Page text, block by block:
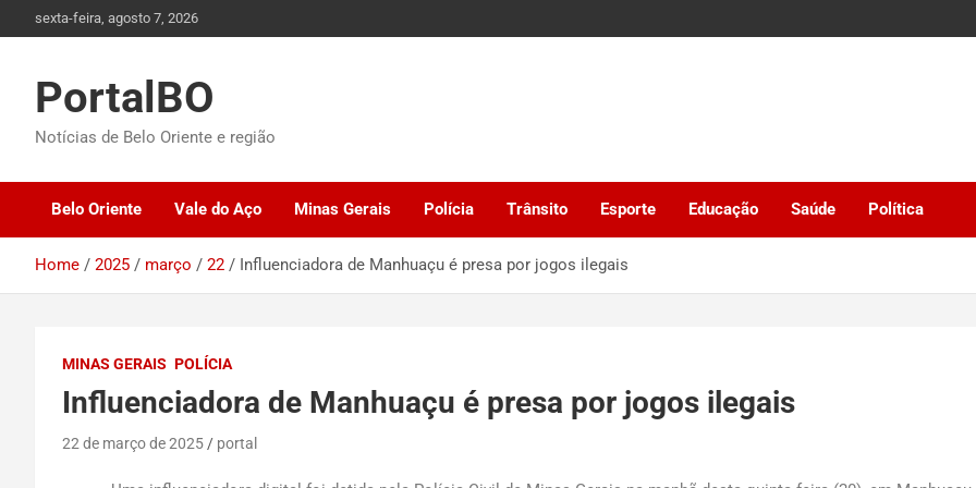
sexta-feira, agosto 7, 2026
PortalBO
Notícias de Belo Oriente e região
Belo Oriente Vale do Aço Minas Gerais Polícia Trânsito Esporte Educação Saúde Política
Home 2025 março 22 Influenciadora de Manhuaçu é presa por jogos ilegais
MINAS GERAIS POLÍCIA
Influenciadora de Manhuaçu é presa por jogos ilegais
22 de março de 2025 portal